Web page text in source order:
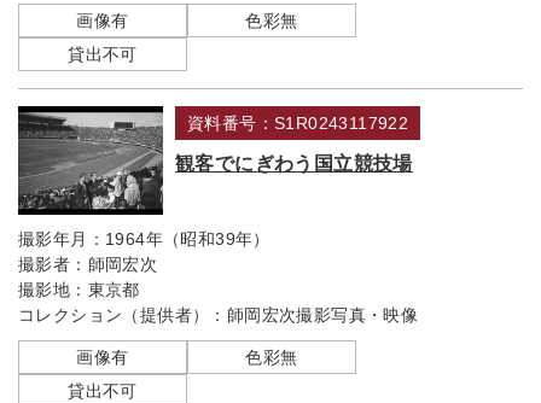
画像有
色彩無
貸出不可
資料番号：S1R0243117922
観客でにぎわう国立競技場
撮影年月： 1964年（昭和39年）
撮影者： 師岡宏次
撮影地： 東京都
コレクション（提供者）： 師岡宏次撮影写真・映像
画像有
色彩無
貸出不可